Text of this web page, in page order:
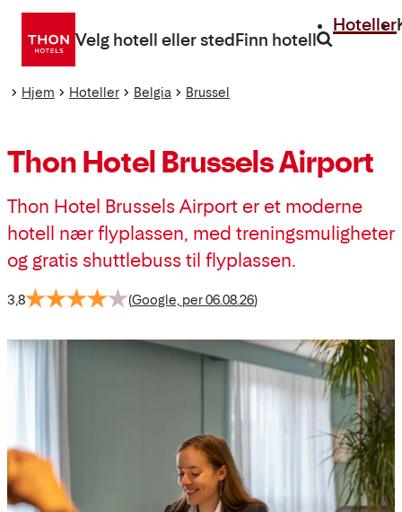
Gå
direkte
Velg hotell eller stedFinn hotell
Hoteller
Hjem Hoteller Belgia Brussel
Thon Hotel Brussels Airport
Thon Hotel Brussels Airport er et moderne
hotell nær flyplassen, med treningsmuligheter
og gratis shuttlebuss til flyplassen.
3,8 (Google, per 06.08.26)